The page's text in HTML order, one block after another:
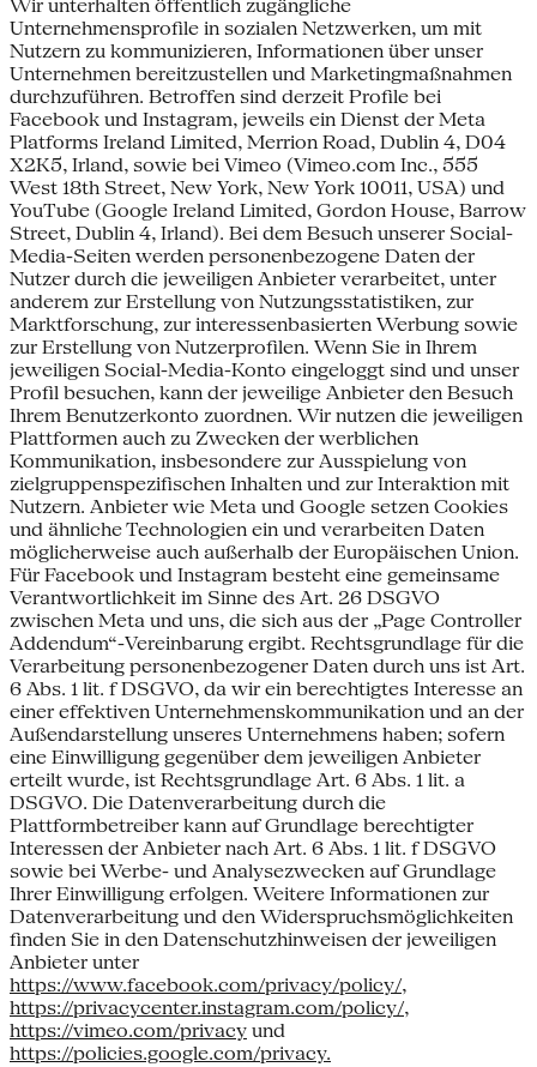
Wir unterhalten öffentlich zugängliche
Unternehmensprofile in sozialen Netzwerken, um mit
Nutzern zu kommunizieren, Informationen über unser
Unternehmen bereitzustellen und Marketingmaßnahmen
durchzuführen. Betroffen sind derzeit Profile bei
Facebook und Instagram, jeweils ein Dienst der Meta
Platforms Ireland Limited, Merrion Road, Dublin 4, D04
X2K5, Irland, sowie bei Vimeo (Vimeo.com Inc., 555
West 18th Street, New York, New York 10011, USA) und
YouTube (Google Ireland Limited, Gordon House, Barrow
Street, Dublin 4, Irland). Bei dem Besuch unserer Social-
Media-Seiten werden personenbezogene Daten der
Nutzer durch die jeweiligen Anbieter verarbeitet, unter
anderem zur Erstellung von Nutzungsstatistiken, zur
Marktforschung, zur interessenbasierten Werbung sowie
zur Erstellung von Nutzerprofilen. Wenn Sie in Ihrem
jeweiligen Social-Media-Konto eingeloggt sind und unser
Profil besuchen, kann der jeweilige Anbieter den Besuch
Ihrem Benutzerkonto zuordnen. Wir nutzen die jeweiligen
Plattformen auch zu Zwecken der werblichen
Kommunikation, insbesondere zur Ausspielung von
zielgruppenspezifischen Inhalten und zur Interaktion mit
Nutzern. Anbieter wie Meta und Google setzen Cookies
und ähnliche Technologien ein und verarbeiten Daten
möglicherweise auch außerhalb der Europäischen Union.
Für Facebook und Instagram besteht eine gemeinsame
Verantwortlichkeit im Sinne des Art. 26 DSGVO
zwischen Meta und uns, die sich aus der „Page Controller
Addendum“-Vereinbarung ergibt. Rechtsgrundlage für die
Verarbeitung personenbezogener Daten durch uns ist Art.
6 Abs. 1 lit. f DSGVO, da wir ein berechtigtes Interesse an
einer effektiven Unternehmenskommunikation und an der
Außendarstellung unseres Unternehmens haben; sofern
eine Einwilligung gegenüber dem jeweiligen Anbieter
erteilt wurde, ist Rechtsgrundlage Art. 6 Abs. 1 lit. a
DSGVO. Die Datenverarbeitung durch die
Plattformbetreiber kann auf Grundlage berechtigter
Interessen der Anbieter nach Art. 6 Abs. 1 lit. f DSGVO
sowie bei Werbe- und Analysezwecken auf Grundlage
Ihrer Einwilligung erfolgen. Weitere Informationen zur
Datenverarbeitung und den Widerspruchsmöglichkeiten
finden Sie in den Datenschutzhinweisen der jeweiligen
Anbieter unter
https://www.facebook.com/privacy/policy/,
https://privacycenter.instagram.com/policy/,
https://vimeo.com/privacy und
https://policies.google.com/privacy.